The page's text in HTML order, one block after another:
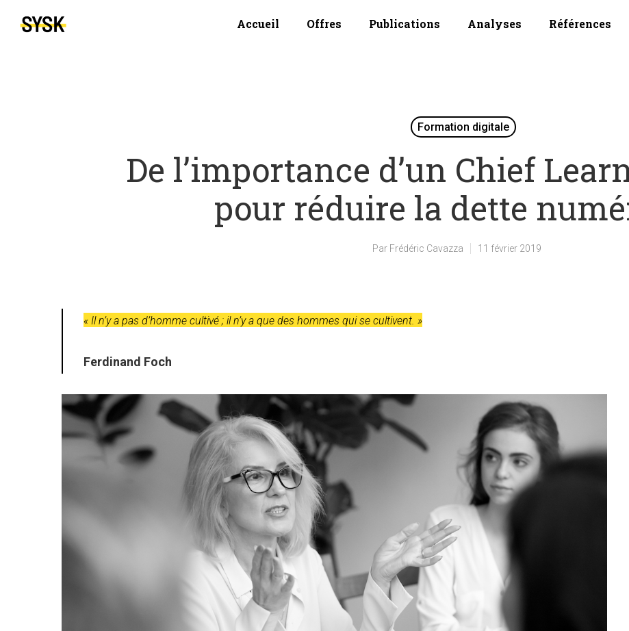
Hit enter to search or ESC to close
Accueil Offres Publications Analyses Références
Formation digitale
De l’importance d’un Chief
pour réduire la dette
Par Frédéric Cavazza 11 février 2019
« Il n’y a pas d’homme cultivé ; il n’y a que des hommes qui se cultivent. »
Ferdinand Foch